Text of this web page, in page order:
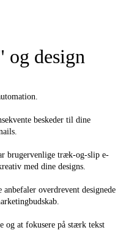
design
beskeder til dine
brugervenlige træk-og-slip e-
med dine designs.
overdrevent designede
og at fokusere på stærk tekst